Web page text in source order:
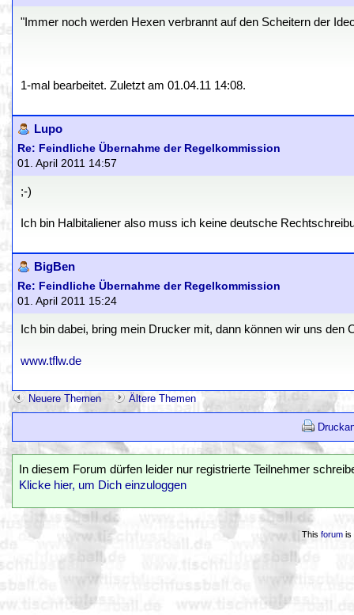
"Immer noch werden Hexen verbrannt auf den Scheitern der
1-mal bearbeitet. Zuletzt am 01.04.11 14:08.
Lupo
Re: Feindliche Übernahme der Regelkommission
01. April 2011 14:57
;-)
Ich bin Halbitaliener also muss ich keine deutsche
BigBen
Re: Feindliche Übernahme der Regelkommission
01. April 2011 15:24
Ich bin dabei, bring mein Drucker mit, dann können wir uns den
www.tflw.de
Neuere Themen Ältere Themen
In diesem Forum dürfen leider nur registrierte Teilnehmer
Klicke hier, um Dich einzuloggen
This forumis